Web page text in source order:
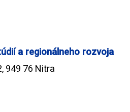
a regionálneho rozvoja
949 76 Nitra